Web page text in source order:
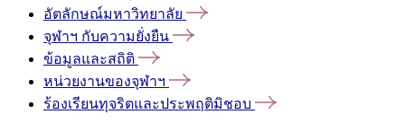
อัตลักษณ์มหาวิทยาลัย
จุฬาฯ กับความยั่งยืน
ข้อมูลและสถิติ
หน่วยงานของจุฬาฯ
ร้องเรียนทุจริตและประพฤติมิชอบ